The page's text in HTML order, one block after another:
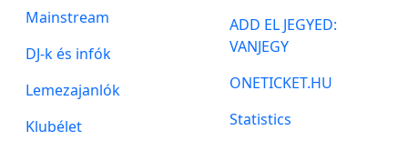
Mainstream
DJ-k és infók
Lemezajanlók
Klubélet
ADD EL JEGYED:
VANJEGY
ONETICKET.HU
Statistics